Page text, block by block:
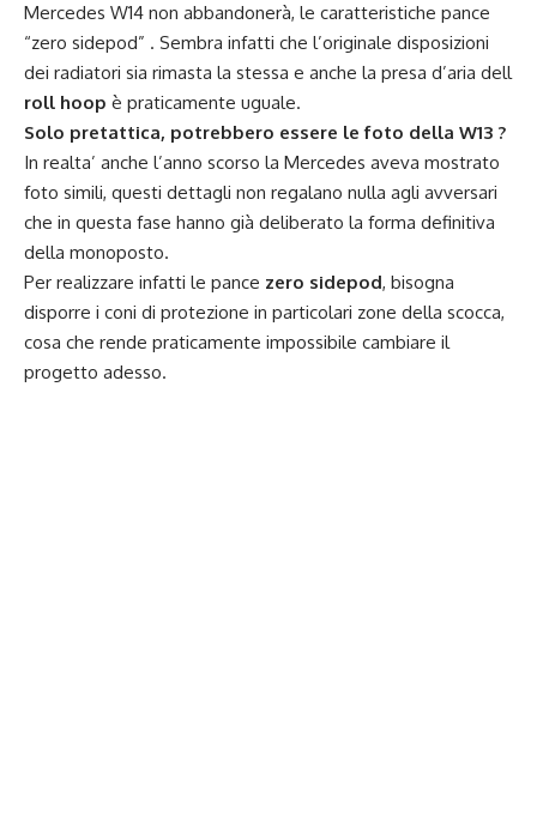
Mercedes W14 non abbandonerà, le caratteristiche pance
“zero sidepod” . Sembra infatti che l’originale disposizioni
dei radiatori sia rimasta la stessa e anche la presa d’aria dell
roll hoop è praticamente uguale.
Solo pretattica, potrebbero essere le foto della W13 ?
In realta’ anche l’anno scorso la Mercedes aveva mostrato
foto simili, questi dettagli non regalano nulla agli avversari
che in questa fase hanno già deliberato la forma definitiva
della monoposto.
Per realizzare infatti le pance zero sidepod, bisogna
disporre i coni di protezione in particolari zone della scocca,
cosa che rende praticamente impossibile cambiare il
progetto adesso.